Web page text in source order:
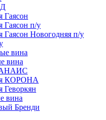
Гаясон
Гаясон п/у
Гаясон Новогодняя п/у
вина
вина
КОРОНА
Геворкян
вина
Бренди